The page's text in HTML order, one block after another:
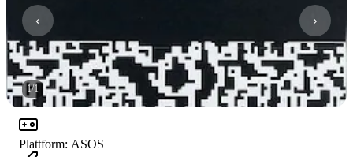
1/1
Plattform: ASOS